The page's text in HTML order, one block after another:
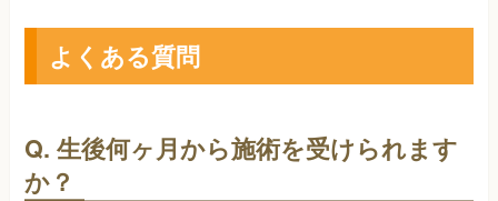
よくある質問
Q. 生後何ヶ月から施術を受けられます
か？